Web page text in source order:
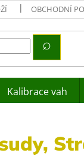
OBCHODNÍ
Kalibrace vah
,